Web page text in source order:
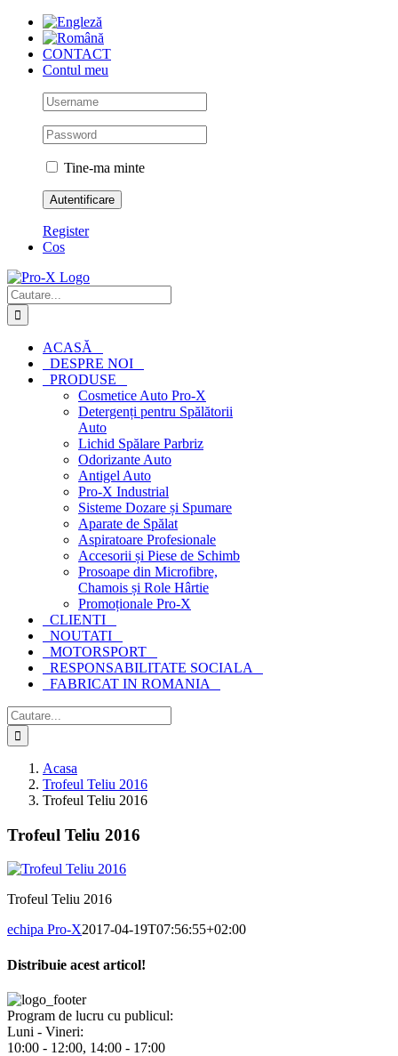
Skip
contentCONTACT
Contul meu
Tine-ma minte
Register
Cos
Cautare...
ACASĂ
DESPRE NOI
PRODUSE
Cosmetice Auto Pro-X
Detergenți pentru Spălătorii
Auto
Lichid Spălare Parbriz
Odorizante Auto
Antigel Auto
Pro-X Industrial
Sisteme Dozare și Spumare
Aparate de Spălat
Aspiratoare Profesionale
Accesorii și Piese de Schimb
Prosoape din Microfibre,
Chamois și Role Hârtie
Promoționale Pro-X
CLIENTI
NOUTATI
MOTORSPORT
RESPONSABILITATE SOCIALA
FABRICAT IN ROMANIA
Cautare...
Acasa
Trofeul Teliu 2016
Trofeul Teliu 2016
Trofeul Teliu 2016
Trofeul Teliu 2016
echipa Pro-X2017-04-19T07:56:55+02:00
Distribuie acest articol!
Facebook
X
Pinterest
E-
mail:
Program de lucru cu publicul:
Luni - Vineri:
10:00 - 12:00, 14:00 - 17:00